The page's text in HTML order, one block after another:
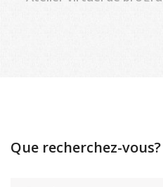
Que recherchez-vous?